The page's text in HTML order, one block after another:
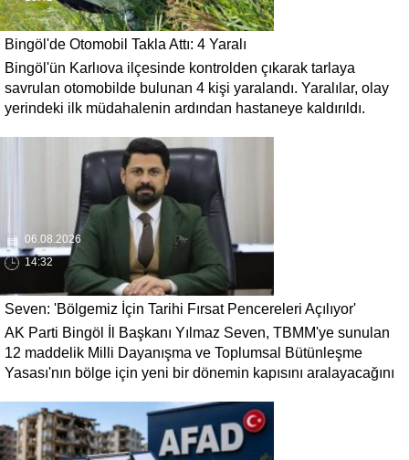
Bingöl'de Otomobil Takla Attı: 4 Yaralı
Bingöl'ün Karlıova ilçesinde kontrolden çıkarak tarlaya
savrulan otomobilde bulunan 4 kişi yaralandı. Yaralılar, olay
yerindeki ilk müdahalenin ardından hastaneye kaldırıldı.
06.08.2026
14:32
Seven: 'Bölgemiz İçin Tarihi Fırsat Pencereleri Açılıyor'
AK Parti Bingöl İl Başkanı Yılmaz Seven, TBMM'ye sunulan
12 maddelik Milli Dayanışma ve Toplumsal Bütünleşme
Yasası'nın bölge için yeni bir dönemin kapısını aralayacağını
ardından bölgemizin üretim, yatırım ve istihdam potansiyelinin
yeniden canlanacağına inanıyoruz' dedi.